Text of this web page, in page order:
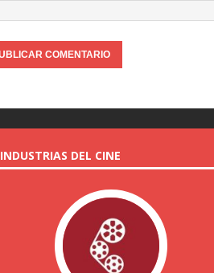
INDUSTRIAS DEL CINE